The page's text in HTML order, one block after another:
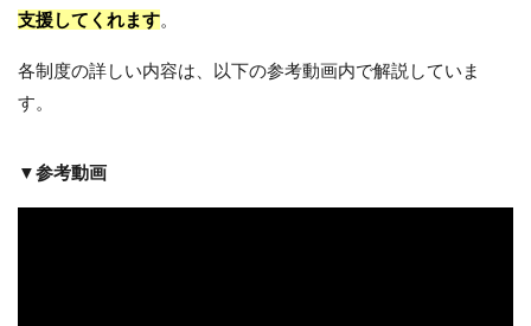
支援してくれます。
各制度の詳しい内容は、以下の参考動画内で解説していま
す。
▼参考動画